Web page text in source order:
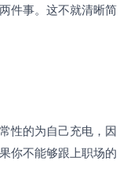
件事。这不就清晰简
性的为自己充电，因
你不能够跟上职场的